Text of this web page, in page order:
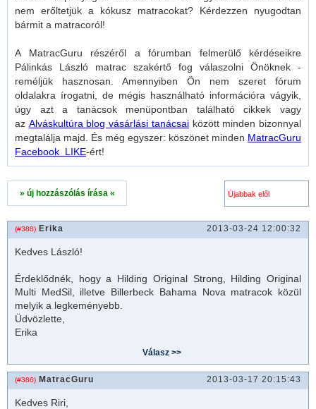
nem erőltetjük a kókusz matracokat? Kérdezzen nyugodtan
bármit a matracoról!
A MatracGuru részéről a fórumban felmerülő kérdéseikre
Pálinkás László matrac szakértő fog válaszolni Önöknek -
reméljük hasznosan. Amennyiben Ön nem szeret fórum
oldalakra írogatni, de mégis használható információra vágyik,
úgy azt a tanácsok menüpontban található cikkek vagy
az Alváskultúra blog vásárlási tanácsaiközött minden bizonnyal
megtalálja majd. És még egyszer: köszönet minden MatracGuru
Facebook LIKE-ért!
» új hozzászólás írása «
(#388) Erika 2013-03-24 12:00:32
Kedves László!
Érdeklődnék, hogy a Hilding Original Strong, Hilding Original
Multi MedSil, illetve Billerbeck Bahama Nova matracok közül
melyik a legkeményebb.
Üdvözlette,
Erika
(#386) MatracGuru 2013-03-17 20:15:43
Kedves Riri,